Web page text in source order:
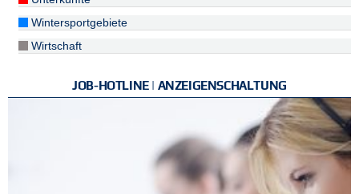
Wintersportgebiete
Wirtschaft
JOB-HOTLINE | ANZEIGENSCHALTUNG